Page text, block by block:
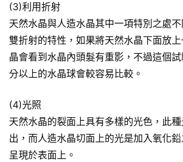
(3)利用折射
天然水晶與人造水晶其中一項特別之處
雙折射的特性，如果將天然水晶下面放
晶會看到水晶內頭髮有重影，不過這個
分以上的水晶球會較容易比較。
(4)光照
天然水晶的裂面上具有多樣的光色，此
出，而人造水晶切面上的光是加入氧化
呈現於表面上。